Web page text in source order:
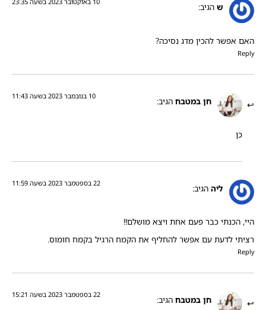
ש הגיב:
האם אפשר להכין מדג נסיכה?
Reply
חן במטבח הגיב:
10 בנובמבר 2023 בשעה 11:43
כן
ליה הגיב:
22 בספטמבר 2023 בשעה 11:59
היי, הכנתי כבר פעם אחת ויצא מושלם!!
רציתי לדעת עם אפשר להחליף את הקמח הרגיל בקמח חומוס.
Reply
חן במטבח הגיב:
22 בספטמבר 2023 בשעה 15:21